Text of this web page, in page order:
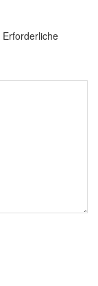
Erforderliche